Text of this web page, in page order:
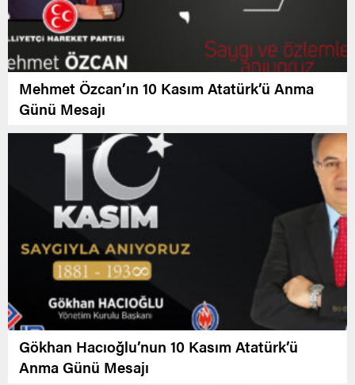
Mehmet Özcan’ın 10 Kasım Atatürk’ü Anma
Günü Mesajı
Gökhan Hacıoğlu’nun 10 Kasım Atatürk’ü
Anma Günü Mesajı